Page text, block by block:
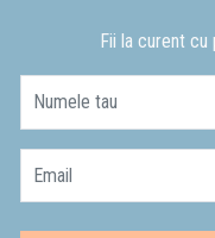
Fii la curent
Numele tau
Email